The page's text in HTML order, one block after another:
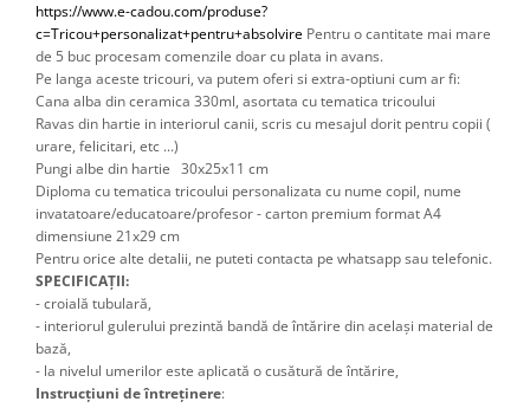
https://www.e-cadou.com/produse?
c=Tricou+personalizat+pentru+absolvire Pentru o cantitate mai mare
de 5 buc procesam comenzile doar cu plata in avans.
Pe langa aceste tricouri, va putem oferi si extra-optiuni cum ar fi:
Cana alba din ceramica 330ml, asortata cu tematica tricoului
Ravas din hartie in interiorul canii, scris cu mesajul dorit pentru copii (
urare, felicitari, etc ...)
Pungi albe din hartie 30x25x11 cm
Diploma cu tematica tricoului personalizata cu nume copil, nume
invatatoare/educatoare/profesor - carton premium format A4
dimensiune 21x29 cm
Pentru orice alte detalii, ne puteti contacta pe whatsapp sau telefonic.
SPECIFICAȚII:
- croială tubulară,
- interiorul gulerului prezintă bandă de întărire din același material de
bază,
- la nivelul umerilor este aplicată o cusătură de întărire,
Instrucțiuni de întreținere: